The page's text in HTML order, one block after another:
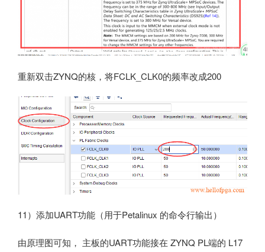
重新双击ZYNQ的核，将FCLK_CLK0的频率改成200
11）添加UART功能（用于Petalinux 的命令行输出）
由原理图可知， 主板的UART功能接在 ZYNQ PL端的 L17